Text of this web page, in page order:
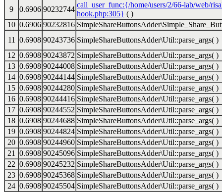
9
0.6906 90232744
call_user_func:{/home/users/2/66-lab/web/
hook.php:305} ( )
10 0.6906 90232816
11
0.6908 90243736 SimpleShareButtonsAdder\Util::parse_args( )
12 0.6908 90243872 SimpleShareButtonsAdder\Util::parse_args( )
13 0.6908 90244008 SimpleShareButtonsAdder\Util::parse_args( )
14 0.6908 90244144 SimpleShareButtonsAdder\Util::parse_args( )
15 0.6908 90244280 SimpleShareButtonsAdder\Util::parse_args( )
16 0.6908 90244416 SimpleShareButtonsAdder\Util::parse_args( )
17 0.6908 90244552 SimpleShareButtonsAdder\Util::parse_args( )
18 0.6908 90244688 SimpleShareButtonsAdder\Util::parse_args( )
19 0.6908 90244824 SimpleShareButtonsAdder\Util::parse_args( )
20 0.6908 90244960 SimpleShareButtonsAdder\Util::parse_args( )
21
0.6908 90245096 SimpleShareButtonsAdder\Util::parse_args( )
22 0.6908 90245232 SimpleShareButtonsAdder\Util::parse_args( )
23 0.6908 90245368 SimpleShareButtonsAdder\Util::parse_args( )
24 0.6908 90245504 SimpleShareButtonsAdder\Util::parse_args( )